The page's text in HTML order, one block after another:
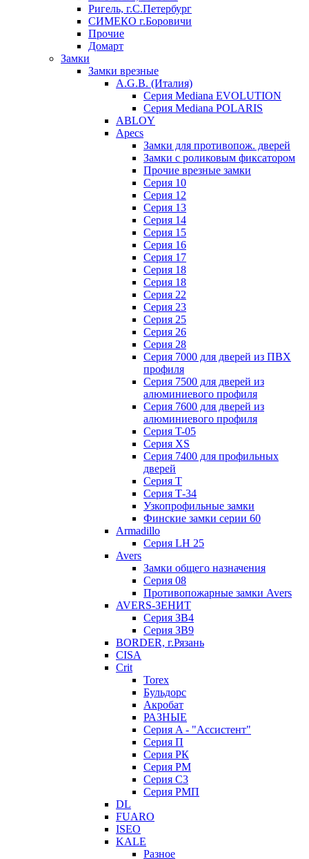
Ригель, г.С.Петербург
СИМЕКО г.Боровичи
Прочие
Домарт
Замки
Замки врезные
A.G.B. (Италия)
Серия Mediana EVOLUTION
Серия Mediana POLARIS
ABLOY
Apecs
Замки для противопож. дверей
Замки с роликовым фиксатором
Прочие врезные замки
Серия 10
Серия 12
Серия 13
Серия 14
Серия 15
Серия 16
Серия 17
Серия 18
Серия 18
Серия 22
Серия 23
Серия 25
Серия 26
Серия 28
Серия 7000 для дверей из ПВХ
профиля
Серия 7500 для дверей из
алюминиевого профиля
Серия 7600 для дверей из
алюминиевого профиля
Серия T-05
Серия XS
Серия 7400 для профильных
дверей
Серия Т
Серия Т-34
Узкопрофильные замки
Финские замки серии 60
Armadillo
Серия LH 25
Avers
Замки общего назначения
Серия 08
Противопожарные замки Avers
AVERS-ЗЕНИТ
Серия ЗВ4
Серия ЗВ9
BORDER, г.Рязань
CISA
Crit
Torex
Бульдорс
Акробат
РАЗНЫЕ
Серия A - "Ассистент"
Серия П
Серия РК
Серия РМ
Серия С3
Серия РМП
DL
FUARO
ISEO
KALE
Разное